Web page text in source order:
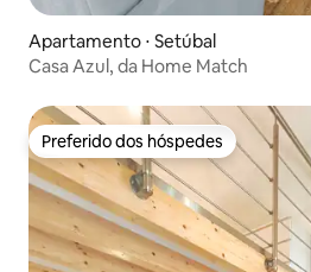
Apartamento ⋅ Setúbal
Casa Azul, da Home Match
Preferido dos hóspedes
Preferido dos hóspedes